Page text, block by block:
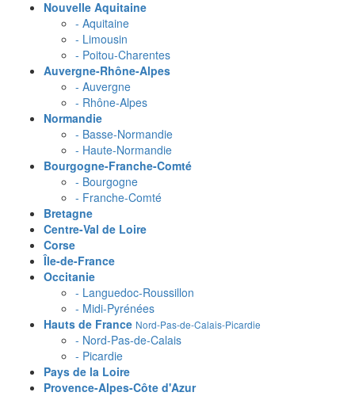
Nouvelle Aquitaine
- Aquitaine
- Limousin
- Poitou-Charentes
Auvergne-Rhône-Alpes
- Auvergne
- Rhône-Alpes
Normandie
- Basse-Normandie
- Haute-Normandie
Bourgogne-Franche-Comté
- Bourgogne
- Franche-Comté
Bretagne
Centre-Val de Loire
Corse
Île-de-France
Occitanie
- Languedoc-Roussillon
- Midi-Pyrénées
Hauts de France Nord-Pas-de-Calais-Picardie
- Nord-Pas-de-Calais
- Picardie
Pays de la Loire
Provence-Alpes-Côte d'Azur